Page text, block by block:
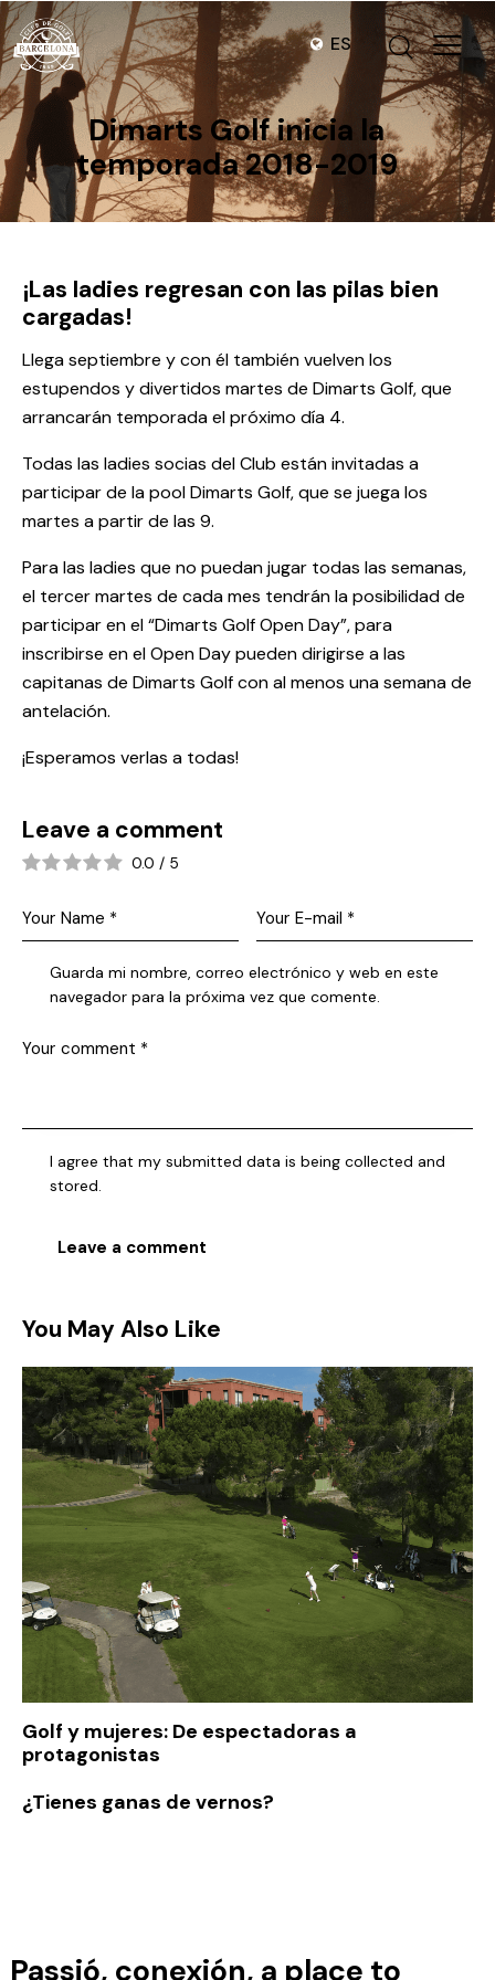
ES
Dimarts Golf inicia la
temporada 2018-2019
¡Las ladies regresan con las pilas bien
cargadas!
Llega septiembre y con él también vuelven los
estupendos y divertidos martes de Dimarts Golf, que
arrancarán temporada el próximo día 4.
Todas las ladies socias del Club están invitadas a
participar de la pool Dimarts Golf, que se juega los
martes a partir de las 9.
Para las ladies que no puedan jugar todas las semanas,
el tercer martes de cada mes tendrán la posibilidad de
participar en el “Dimarts Golf Open Day”, para
inscribirse en el Open Day pueden dirigirse a las
capitanas de Dimarts Golf con al menos una semana de
antelación.
¡Esperamos verlas a todas!
Leave a comment
0.0 / 5
Guarda mi nombre, correo electrónico y web en este
navegador para la próxima vez que comente.
I agree that my submitted data is being collected and
stored.
You May Also Like
Golf y mujeres: De espectadoras a
protagonistas
¿Tienes ganas de vernos?
Passió, conexión, a place to